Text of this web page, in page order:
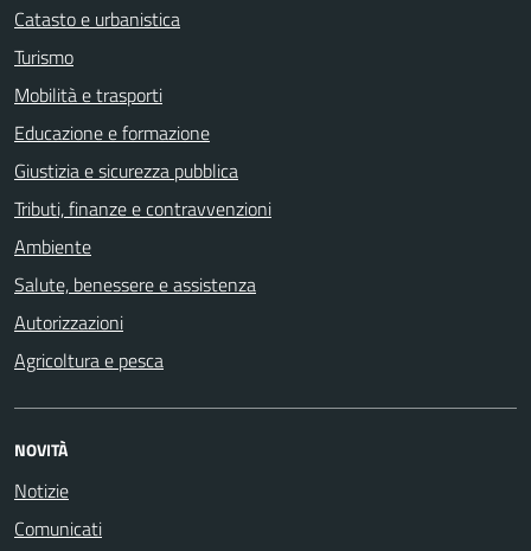
Catasto e urbanistica
Turismo
Mobilità e trasporti
Educazione e formazione
Giustizia e sicurezza pubblica
Tributi, finanze e contravvenzioni
Ambiente
Salute, benessere e assistenza
Autorizzazioni
Agricoltura e pesca
NOVITÀ
Notizie
Comunicati